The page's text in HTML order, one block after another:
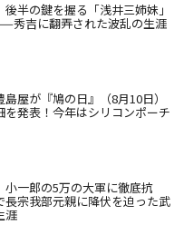
後半の鍵を握る「浅井三姉妹」
秀吉に翻弄された波乱の生涯
屋が『鳩の日』（8月10日）
を発表！今年はシリコンポーチ
小一郎の5万の大軍に徹底抗
長宗我部元親に降伏を迫った武
涯